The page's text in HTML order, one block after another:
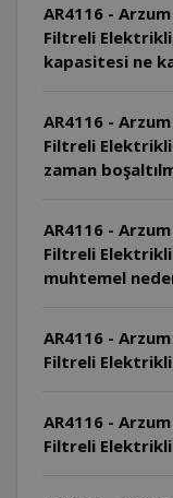
AR4116 -
Filtreli
kapasitesi ne
AR4116 -
Filtreli
zaman
AR4116 -
Filtreli
muhtemel
AR4116 -
Filtreli Elektrikli
AR4116 -
Filtreli